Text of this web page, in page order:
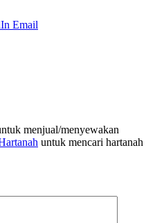
Email
menjual/menyewakan
untuk mencari hartanah